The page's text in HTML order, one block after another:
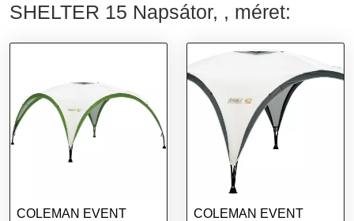
SHELTER 15 Napsátor, , méret:
COLEMAN EVENT
COLEMAN EVENT